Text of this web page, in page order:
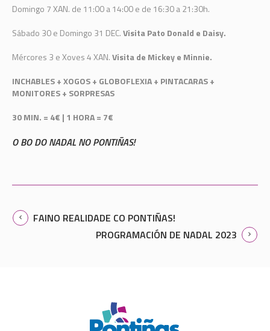
Domingo 7 XAN. de 11:00 a 14:00 e de 16:30 a 21:30h.
Sábado 30 e Domingo 31 DEC.Visita Pato Donald e Daisy.
Mércores 3 e Xoves 4 XAN.Visita de Mickey e Minnie.
INCHABLES + XOGOS + GLOBOFLEXIA + PINTACARAS+
MONITORES + SORPRESAS
30 MIN. = 4€ | 1 HORA = 7€
O BO DO NADAL NO PONTIÑAS!
FAINO REALIDADE CO PONTIÑAS!
PROGRAMACIÓN DE NADAL 2023